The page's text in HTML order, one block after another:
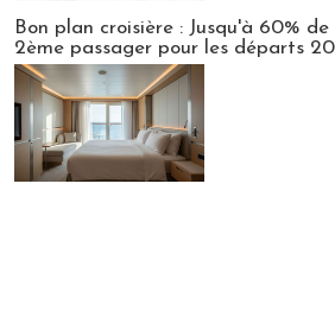
Bon plan croisière : Jusqu'à 60%
2ème passager pour les départs